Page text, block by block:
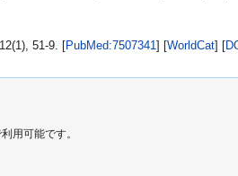
51-9. [ PubMed:7507341 ] [WorldCat
用可能です。